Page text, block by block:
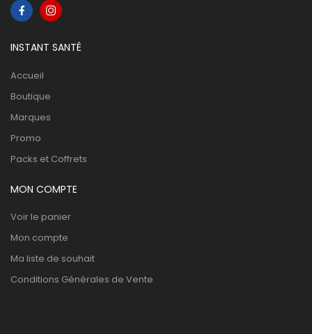
INSTANT SANTÉ
Accueil
Boutique
Marques
Promo
Packs et Coffrets
MON COMPTE
Voir le panier
Mon compte
Ma liste de souhait
Conditions Générales de Vente